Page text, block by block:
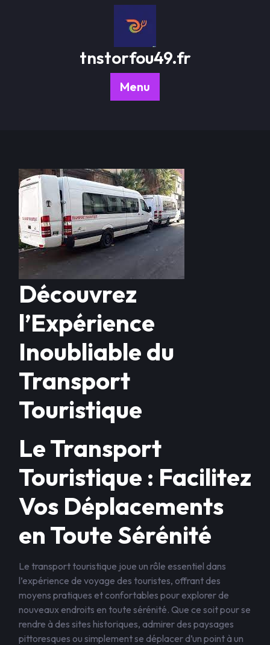
tnstorfou49.fr
Menu
Découvrez
l’Expérience
Inoubliable du
Transport
Touristique
Le Transport
Touristique : Facilitez
Vos Déplacements
en Toute Sérénité
Le transport touristique joue un rôle essentiel dans
l’expérience de voyage des touristes, offrant des
moyens pratiques et confortables pour explorer de
nouveaux endroits en toute sérénité. Que ce soit pour se
rendre à des sites historiques, admirer des paysages
pittoresques ou simplement se déplacer d’un point à un